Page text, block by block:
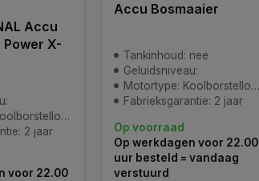
Accu
X-
2 jaar
voor 22.00
Accu Bosmaaier
Tankinhoud: nee
Geluidsniveau:
Motortype: Koolborstelloos
Fabrieksgarantie: 2 jaar
Op voorraad
Op werkdagen voor 22.00
uur besteld = vandaag
verstuurd